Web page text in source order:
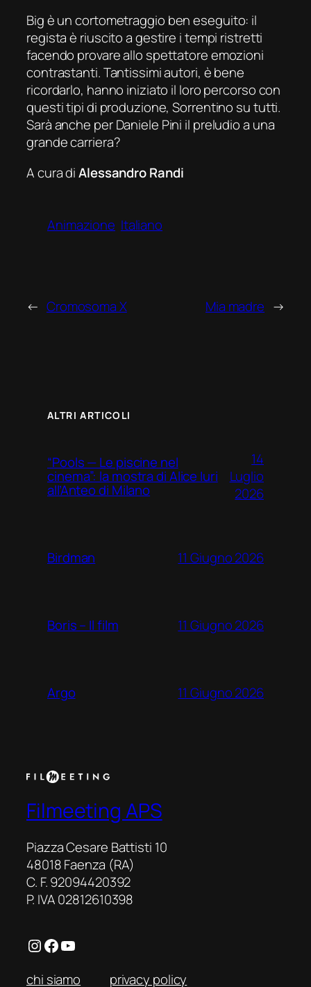
Bigè un cortometraggio ben eseguito: il
regista è riuscito a gestire i tempi ristretti
facendo provare allo spettatore emozioni
contrastanti. Tantissimi autori, è bene
ricordarlo, hanno iniziato il loro percorso con
questi tipi di produzione, Sorrentino su tutti.
Sarà anche per Daniele Pini il preludio a una
grande carriera?
A cura diAlessandro Randi
Animazione Italiano
← Cromosoma X Mia madre →
ALTRI ARTICOLI
“Pools — Le piscine nel
cinema”: la mostra di Alice Iuri
all’Anteo di Milano
14
Luglio
2026
Birdman 11 Giugno 2026
Boris – Il film 11 Giugno 2026
Argo 11 Giugno 2026
Filmeeting APS
Piazza Cesare Battisti 10
48018 Faenza (RA)
C. F. 92094420392
P. IVA 02812610398
Instagram Facebook YouTube
chi siamo privacy policy